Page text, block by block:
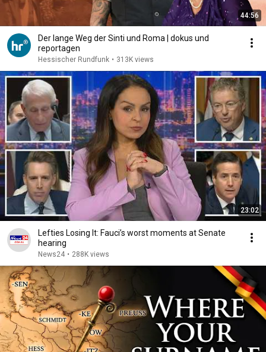
44:56
Der lange Weg der Sinti und Roma | dokus und
reportagen
Hessischer Rundfunk • 313K views
23:02
Lefties Losing It: Fauci’s worst moments at Senate
hearing
News24 • 288K views